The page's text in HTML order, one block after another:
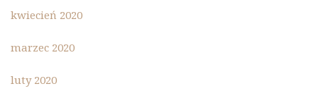
kwiecień 2020
marzec 2020
luty 2020